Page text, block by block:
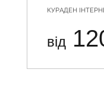
КУРАДЕН
від